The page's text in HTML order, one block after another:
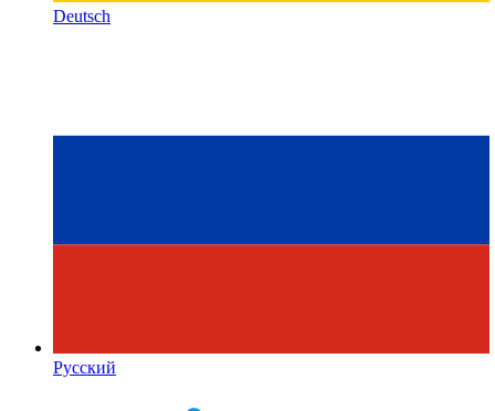
Deutsch
Русский